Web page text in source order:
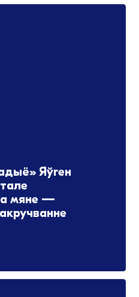
Яўген
мяне —